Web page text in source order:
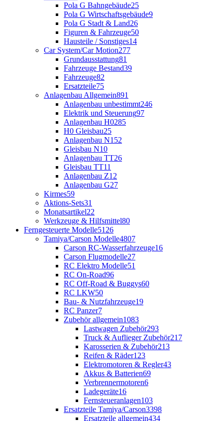
Pola G Bahngebäude25
Pola G Wirtschaftsgebäude9
Pola G Stadt & Land26
Figuren & Fahrzeuge50
Hausteile / Sonstiges14
Car System/Car Motion277
Grundausstattung81
Fahrzeuge Bestand39
Fahrzeuge82
Ersatzteile75
Anlagenbau Allgemein891
Anlagenbau unbestimmt246
Elektrik und Steuerung97
Anlagenbau H0285
H0 Gleisbau25
Anlagenbau N152
Gleisbau N10
Anlagenbau TT26
Gleisbau TT11
Anlagenbau Z12
Anlagenbau G27
Kirmes59
Aktions-Sets31
Monatsartikel22
Werkzeuge & Hilfsmittel80
Ferngesteuerte Modelle5126
Tamiya/Carson Modelle4807
Carson RC-Wasserfahrzeuge16
Carson Flugmodelle27
RC Elektro Modelle51
RC On-Road96
RC Off-Road & Buggys60
RC LKW50
Bau- & Nutzfahrzeuge19
RC Panzer7
Zubehör allgemein1083
Lastwagen Zubehör293
Truck & Auflieger Zubehör217
Karosserien & Zubehör213
Reifen & Räder123
Elektromotoren & Regler43
Akkus & Batterien69
Verbrennermotoren6
Ladegeräte16
Fernsteueranlagen103
Ersatzteile Tamiya/Carson3398
Ersatzteile allgemein434